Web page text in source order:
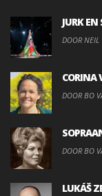
JURK
DOOR NEIL
CORINA
DOOR BO
DOOR BO
LUKÁŠ